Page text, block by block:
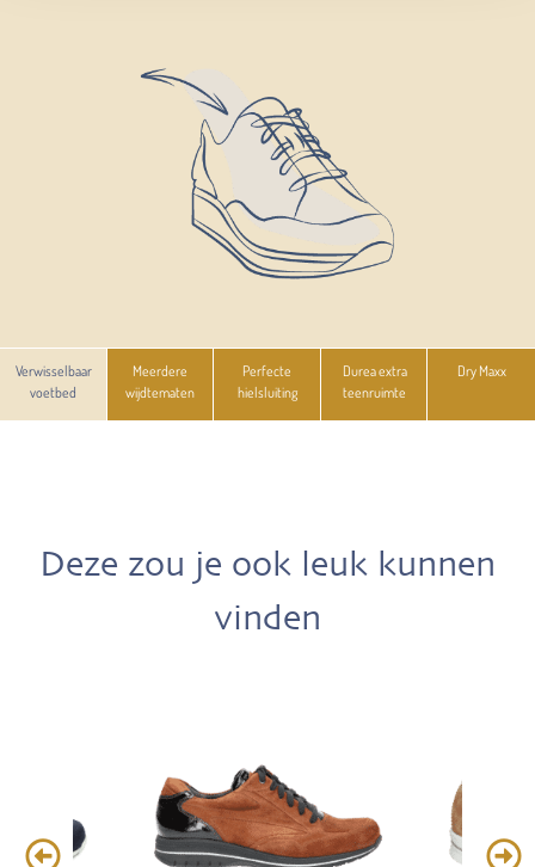
Verwisselbaar
voetbed
Meerdere
wijdtematen
Perfecte
hielsluiting
Durea extra
teenruimte
Dry Maxx
Deze zou je ook leuk kunnen
vinden